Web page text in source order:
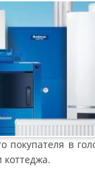
в
коттеджа.